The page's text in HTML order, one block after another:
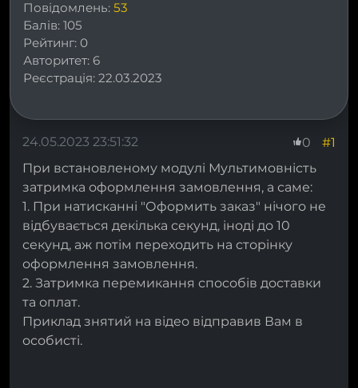
Повідомлень: 53
Балів: 105
Рейтинг: 0
Авторитет: 6
Реєстрація: 22.03.2023
#1
0
24.05.2023 23:51:32
При встановленому модулі Мультимовність
затримка оформлення замовлення, а саме:
1. При натисканні "Оформить заказ" нічого не
відбувається декілька секунд, іноді до 10
секунд, аж потім переходить на сторінку
оформлення замовлення.
2. Затримка перемикання способів доставки
та оплат.
Приклад знятий на відео відправив Вам в
особисті.